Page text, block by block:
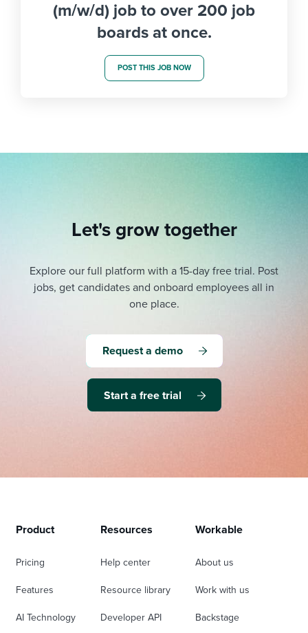
(m/w/d) job to over 200 job
boards at once.
POST THIS JOB NOW
Let's grow together
Explore our full platform with a 15-day free trial. Post
jobs, get candidates and onboard employees all in
one place.
Request a demo
Start a free trial
Product
Pricing
Features
AI Technology
Resources
Help center
Resource library
Developer API
Workable
About us
Work with us
Backstage